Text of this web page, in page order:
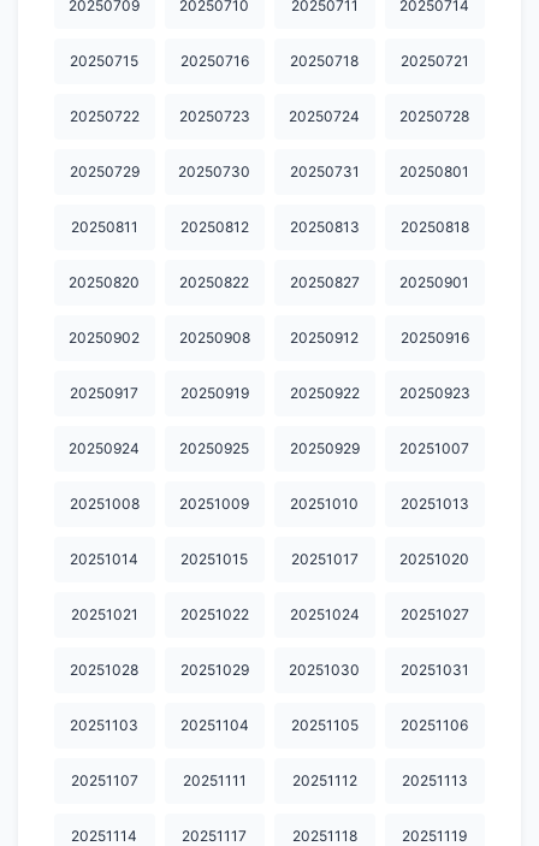
20260505 20260506 20260507 20260511 20260512
20260513 20260514 20260515 20260518 20260519
20260520 20260521 20260522 20260526 20260527
20260709 20260710 20260713 20260714 20260715
20260716 20260722 20260723 20260724 20260727
20260728 20260729 20260730 20260731 20260803
20250709 20250710 20250711 20250714
20250715 20250716 20250718 20250721
20250722 20250723 20250724 20250728
20250729 20250730 20250731 20250801
20250811 20250812 20250813 20250818
20250820 20250822 20250827 20250901
20250902 20250908 20250912 20250916
20250917 20250919 20250922 20250923
20250924 20250925 20250929 20251007
20251008 20251009 20251010 20251013
20251014 20251015 20251017 20251020
20251021 20251022 20251024 20251027
20251028 20251029 20251030 20251031
20251103 20251104 20251105 20251106
20251107 20251111 20251112 20251113
20251114 20251117 20251118 20251119